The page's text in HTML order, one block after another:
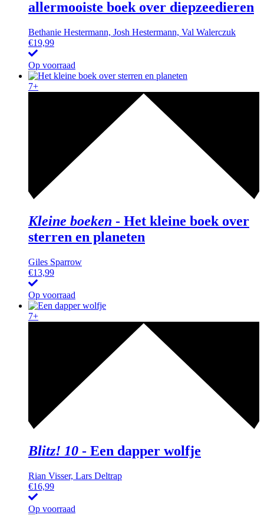
allermooiste boek over diepzeedieren
Bethanie Hestermann, Josh Hestermann, Val Walerczuk
€19,99
Op voorraad
7+
Kleine boeken - Het kleine boek over
sterren en planeten
Giles Sparrow
€13,99
Op voorraad
7+
Blitz! 10 - Een dapper wolfje
Rian Visser, Lars Deltrap
€16,99
Op voorraad